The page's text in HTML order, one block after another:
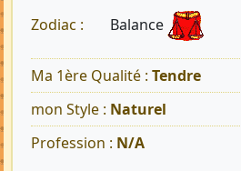
Zodiac : Balance
Ma 1ère Qualité : Tendre
mon Style : Naturel
Profession : N/A